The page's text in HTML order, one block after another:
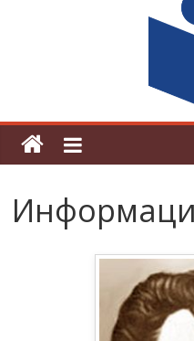
поредна
център за